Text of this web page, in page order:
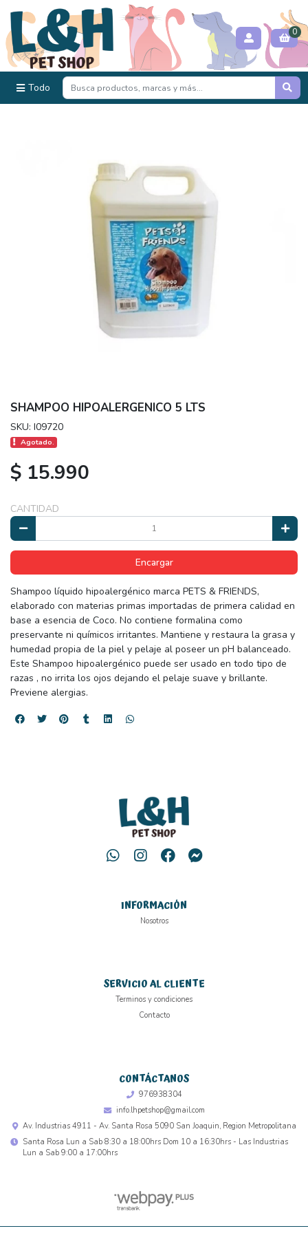
Todo
0
SHAMPOO HIPOALERGENICO 5 LTS
SKU: I09720
Agotado.
$ 15.990
CANTIDAD
Encargar
Shampoo líquido hipoalergénico marca PETS & FRIENDS,
elaborado con materias primas importadas de primera calidad en
base a esencia de Coco. No contiene formalina como
preservante ni químicos irritantes. Mantiene y restaura la grasa y
humedad propia de la piel y pelaje al poseer un pH balanceado.
Este Shampoo hipoalergénico puede ser usado en todo tipo de
razas , no irrita los ojos dejando el pelaje suave y brillante.
Previene alergias.
INFORMACIÓN
Nosotros
SERVICIO AL CLIENTE
Terminos y condiciones
Contacto
CONTÁCTANOS
976938304
info.lhpetshop@gmail.com
Av. Industrias 4911 - Av. Santa Rosa 5090 San Joaquin, Region Metropolitana
Santa Rosa Lun a Sab 8:30 a 18:00hrs Dom 10 a 16:30hrs - Las Industrias
Lun a Sab 9:00 a 17:00hrs